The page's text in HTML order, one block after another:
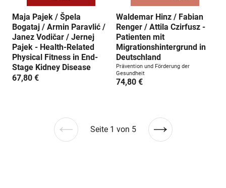
Maja Pajek / Špela
Bogataj / Armin Paravlić /
Janez Vodičar / Jernej
Pajek - Health-Related
Physical Fitness in End-
Stage Kidney Disease
67,80 €
Waldemar Hinz / Fabian
Renger / Attila Czirfusz -
Patienten mit
Migrationshintergrund in
Deutschland
Prävention und Förderung der
Gesundheit
74,80 €
Vorherige
Seite 1 von 5
Nächste